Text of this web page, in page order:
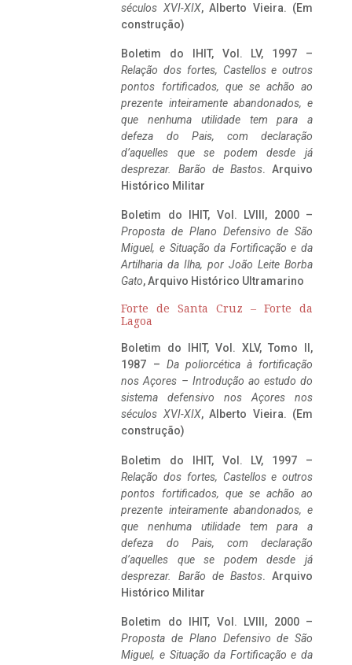
séculos XVI-XIX, Alberto Vieira. (Em
construção)
Boletim do IHIT, Vol. LV, 1997 –
Relação dos fortes, Castellos e outros
pontos fortificados, que se achão ao
prezente inteiramente abandonados, e
que nenhuma utilidade tem para a
defeza do Pais, com declaração
d’aquelles que se podem desde já
desprezar. Barão de Bastos. Arquivo
Histórico Militar
Boletim do IHIT, Vol. LVIII, 2000 –
Proposta de Plano Defensivo de São
Miguel, e Situação da Fortificação e da
Artilharia da Ilha, por João Leite Borba
Gato, Arquivo Histórico Ultramarino
Forte de Santa Cruz – Forte da
Lagoa
Boletim do IHIT, Vol. XLV, Tomo II,
1987 – Da poliorcética à fortificação
nos Açores – Introdução ao estudo do
sistema defensivo nos Açores nos
séculos XVI-XIX, Alberto Vieira. (Em
construção)
Boletim do IHIT, Vol. LV, 1997 –
Relação dos fortes, Castellos e outros
pontos fortificados, que se achão ao
prezente inteiramente abandonados, e
que nenhuma utilidade tem para a
defeza do Pais, com declaração
d’aquelles que se podem desde já
desprezar. Barão de Bastos. Arquivo
Histórico Militar
Boletim do IHIT, Vol. LVIII, 2000 –
Proposta de Plano Defensivo de São
Miguel, e Situação da Fortificação e da